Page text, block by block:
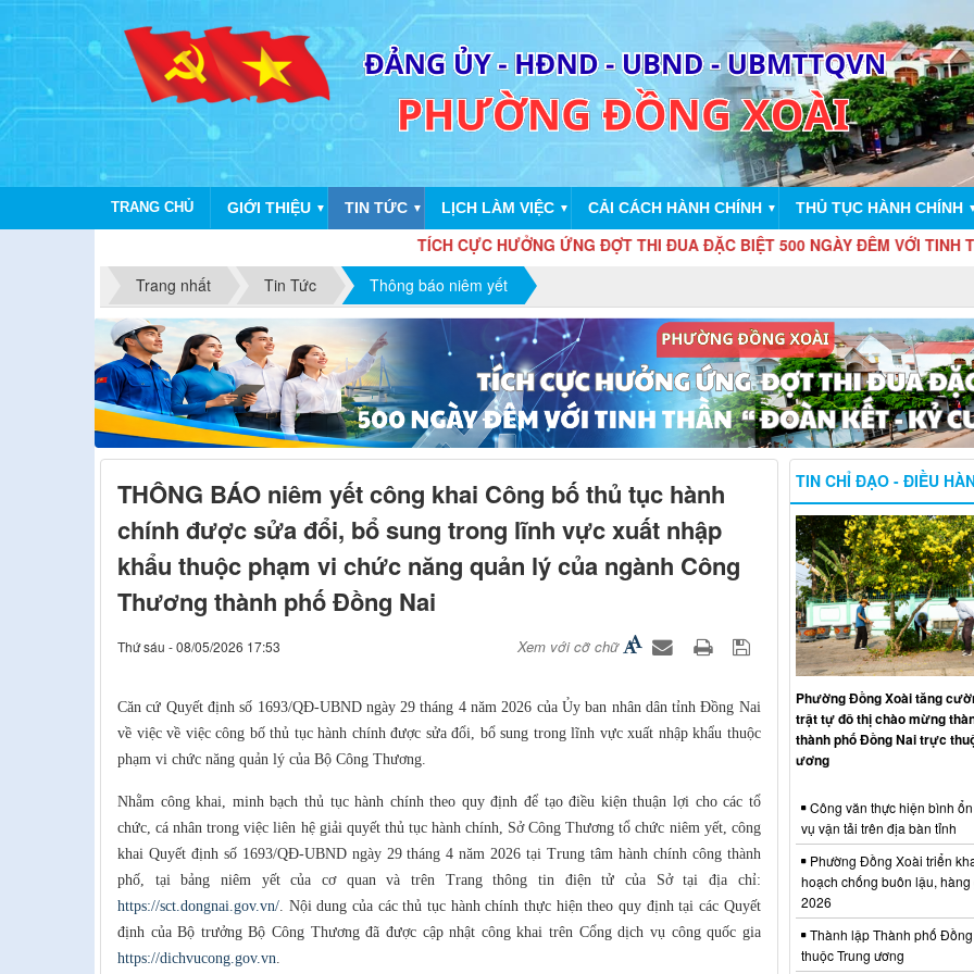
TRANG CHỦ GIỚI THIỆU ▼ TIN TỨC ▼ LỊCH LÀM VIỆC ▼ CẢI CÁCH HÀNH CHÍNH ▼ THỦ TỤC HÀNH CHÍNH
TÍCH CỰC HƯỞNG ỨNG ĐỢT THI ĐUA ĐẶC BIỆT 500 NGÀY ĐÊM VỚI TINH THẦN "
Trang nhất
Tin Tức Thông báo niêm yết
THÔNG BÁO niêm yết công khai Công bố thủ tục hành
chính được sửa đổi, bổ sung trong lĩnh vực xuất nhập
khẩu thuộc phạm vi chức năng quản lý của ngành Công
Thương thành phố Đồng Nai
Thứ sáu - 08/05/2026 17:53 Xem với cỡ chữ
Căn cứ Quyết định số 1693/QĐ-UBND ngày 29 tháng 4 năm 2026 của Ủy ban nhân dân tỉnh Đồng Nai
về việc về việc công bố thủ tục hành chính được sửa đổi, bổ sung trong lĩnh vực xuất nhập khẩu thuộc
phạm vi chức năng quản lý của Bộ Công Thương.
Nhằm công khai, minh bạch thủ tục hành chính theo quy định để tạo điều kiện thuận lợi cho các tổ
chức, cá nhân trong việc liên hệ giải quyết thủ tục hành chính, Sở Công Thương tổ chức niêm yết, công
khai Quyết định số 1693/QĐ-UBND ngày 29 tháng 4 năm 2026 tại Trung tâm hành chính công thành
phố, tại bảng niêm yết của cơ quan và trên Trang thông tin điện tử của Sở tại địa chỉ:
https://sct.dongnai.gov.vn/. Nội dung của các thủ tục hành chính thực hiện theo quy định tại các Quyết
định của Bộ trưởng Bộ Công Thương đã được cập nhật công khai trên Cổng dịch vụ công quốc gia
https://dichvucong.gov.vn.
TIN CHỈ ĐẠO - ĐIỀU
Phường Đồng Xoài tăng
trật tự đô thị chào mừng
thành phố Đồng Nai trực
ương
Công văn thực hiện bình
vụ vận tải trên địa bàn tỉnh
Phường Đồng Xoài triển
hoạch chống buôn lậu,
2026
Thành lập Thành phố
thuộc Trung ương